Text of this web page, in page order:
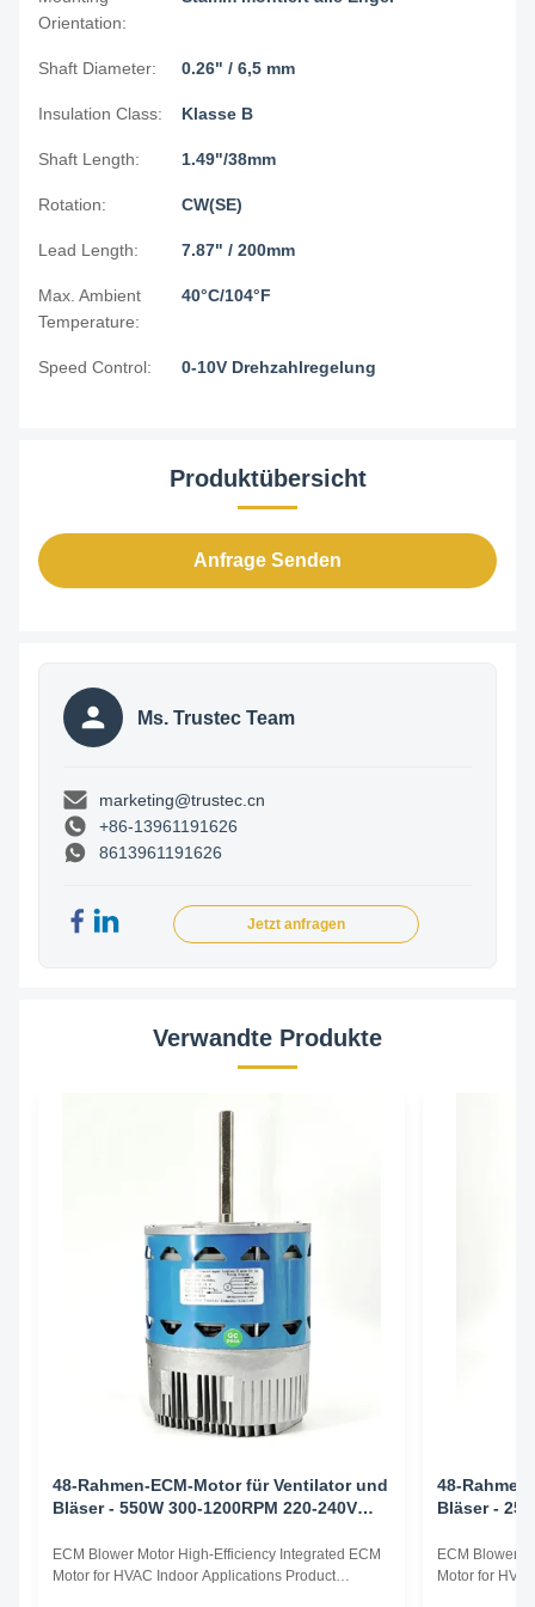
Orientation:
Shaft Diameter: 0.26" / 6,5 mm
Insulation Class: Klasse B
Shaft Length: 1.49"/38mm
Rotation: CW(SE)
Lead Length: 7.87" / 200mm
Max. Ambient
Temperature:
40°C/104°F
Speed Control: 0-10V Drehzahlregelung
Produktübersicht
Anfrage Senden
Ms. Trustec Team
marketing@trustec.cn
+86-13961191626
8613961191626
Jetzt anfragen
Verwandte Produkte
48-Rahmen-ECM-Motor für Ventilator und
Bläser - 550W 300-1200RPM 220-240V
ECM Blower Motor High-Efficiency Integrated ECM
Motor for HVAC Indoor Applications Product
48-
Bläser -
ECM Blower
Motor for